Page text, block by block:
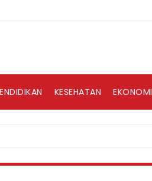
KESEHATAN EKONOMI